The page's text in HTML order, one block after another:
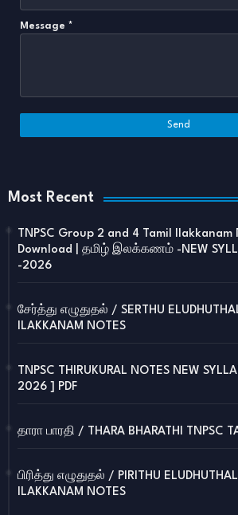
Message *
Most Recent
TNPSC Group 2 and 4 Tamil Ilakkanam
Download | தமிழ் இலக்கணம் -NEW
-2026
சேர்த்து எழுதுதல் / SERTHU
ILAKKANAM NOTES
TNPSC THIRUKURAL NOTES NEW
2026 ] PDF
தாரா பாரதி / THARA BHARATHI TNPSC
பிரித்து எழுதுதல் / PIRITHU
ILAKKANAM NOTES